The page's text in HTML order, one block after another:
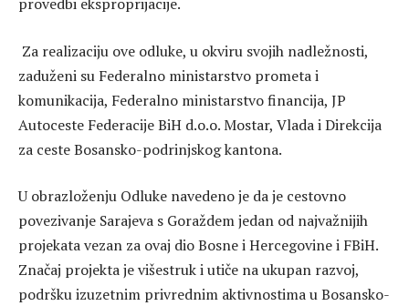
Za realizaciju ove odluke, u okviru svojih nadležnosti,
zaduženi su Federalno ministarstvo prometa i
komunikacija, Federalno ministarstvo financija, JP
Autoceste Federacije BiH d.o.o. Mostar, Vlada i Direkcija
za ceste Bosansko-podrinjskog kantona.
U obrazloženju Odluke navedeno je da je cestovno
povezivanje Sarajeva s Goraždem jedan od najvažnijih
projekata vezan za ovaj dio Bosne i Hercegovine i FBiH.
Značaj projekta je višestruk i utiče na ukupan razvoj,
podršku izuzetnim privrednim aktivnostima u Bosansko-